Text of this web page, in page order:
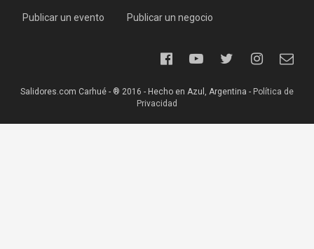
Publicar un evento Publicar un negocio
Salidores.com Carhué - ® 2016 - Hecho en Azul, Argentina - Política de
Privacidad